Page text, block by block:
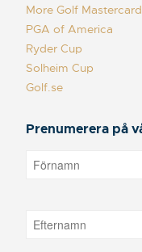
More Golf
PGA of America
Ryder Cup
Solheim Cup
Golf.se
Prenumerera på